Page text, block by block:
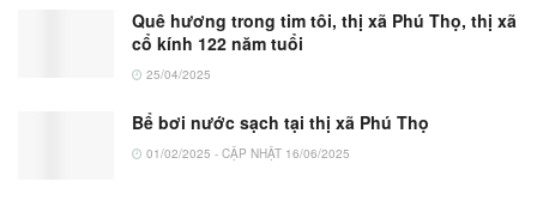
Quê hương trong tim tôi, thị xã Phú Thọ, thị xã
cổ kính 122 năm tuổi
25/04/2025
Bể bơi nước sạch tại thị xã Phú Thọ
01/02/2025 - CẬP NHẬT 16/06/2025